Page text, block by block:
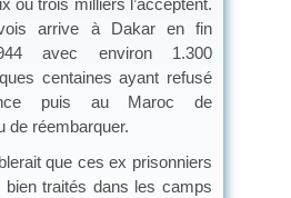
ou trois milliers l’acceptent.
arrive à Dakar en fin
avec environ 1.300
centaines ayant refusé
puis au Maroc de
de réembarquer.
que ces ex prisonniers
bien traités dans les camps